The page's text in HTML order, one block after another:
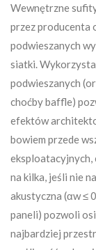
Wewnętrzne
przez producenta
podwieszanych
siatki.
podwieszanych
choćby baffle)
efektów
bowiem przede
eksploatacyjnych,
na kilka, jeśli nie
akustyczna (αw ≤
paneli) pozwoli
najbardziej